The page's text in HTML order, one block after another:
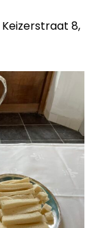
Keizerstraat 8,